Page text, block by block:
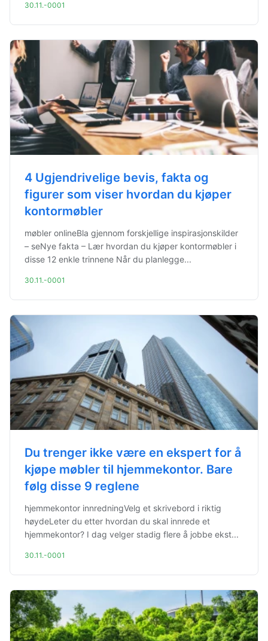
30.11.-0001
4 Ugjendrivelige bevis, fakta og
figurer som viser hvordan du kjøper
kontormøbler
møbler onlineBla gjennom forskjellige inspirasjonskilder
– seNye fakta – Lær hvordan du kjøper kontormøbler i
disse 12 enkle trinnene Når du planlegge...
30.11.-0001
Du trenger ikke være en ekspert for å
kjøpe møbler til hjemmekontor. Bare
følg disse 9 reglene
hjemmekontor innredningVelg et skrivebord i riktig
høydeLeter du etter hvordan du skal innrede et
hjemmekontor? I dag velger stadig flere å jobbe ekst...
30.11.-0001